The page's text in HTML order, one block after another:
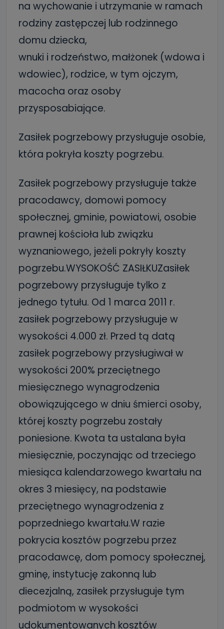
na wychowanie i utrzymanie w ramach
rodziny zastępczej lub rodzinnego
domu dziecka,
wnuki i rodzeństwo, małżonek (wdowa i
wdowiec), rodzice, w tym ojczym,
macocha oraz osoby
przysposabiające.
Zasiłek pogrzebowy przysługuje osobie,
która pokryła koszty pogrzebu.
Zasiłek pogrzebowy przysługuje także
pracodawcy, domowi pomocy
społecznej, gminie, powiatowi, osobie
prawnej kościoła lub związku
wyznaniowego, jeżeli pokryły koszty
pogrzebu.WYSOKOŚĆ ZASIŁKUZasiłek
pogrzebowy przysługuje tylko z
jednego tytułu. Od 1 marca 2011 r.
zasiłek pogrzebowy przysługuje w
wysokości 4.000 zł. Przed tą datą
zasiłek pogrzebowy przysługiwał w
wysokości 200% przeciętnego
miesięcznego wynagrodzenia
obowiązującego w dniu śmierci osoby,
której koszty pogrzebu zostały
poniesione. Kwota ta ustalana była
miesięcznie, poczynając od trzeciego
miesiąca kalendarzowego kwartału na
okres 3 miesięcy, na podstawie
przeciętnego wynagrodzenia z
poprzedniego kwartału.W razie
pokrycia kosztów pogrzebu przez
pracodawcę, dom pomocy społecznej,
gminę, instytucję zakonną lub
diecezjalną, zasiłek przysługuje tym
podmiotom w wysokości
udokumentowanych kosztów